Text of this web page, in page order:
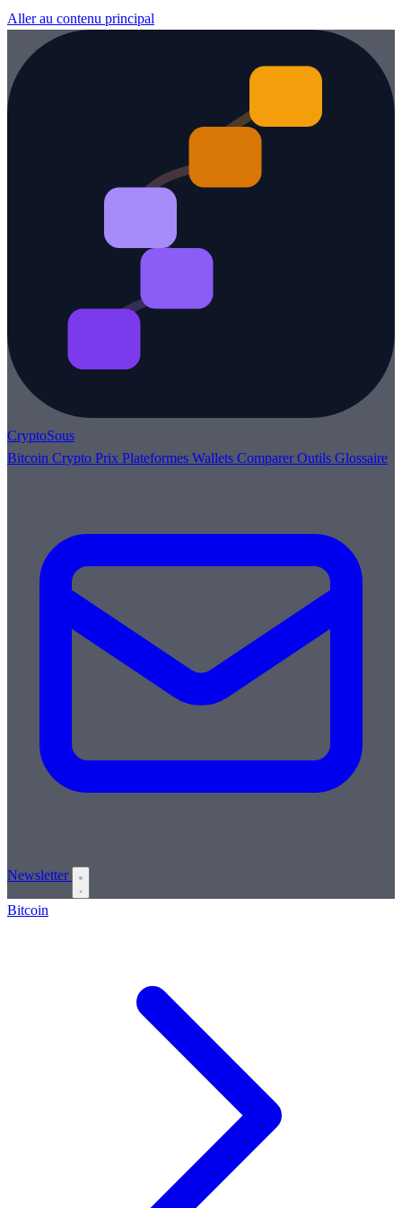
Aller au contenu principal
CryptoSous
Bitcoin Crypto Prix Plateformes Wallets ComparerOutils Glossaire
Newsletter
Bitcoin